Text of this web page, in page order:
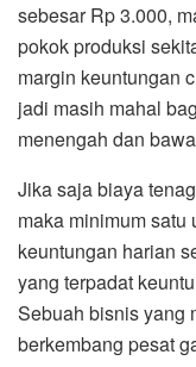
sebesar Rp 3.000,
pokok produksi
margin keuntungan
jadi masih mahal
menengah dan
Jika saja biaya
maka minimum
keuntungan harian
yang terpadat
Sebuah bisnis yang
berkembang pesat